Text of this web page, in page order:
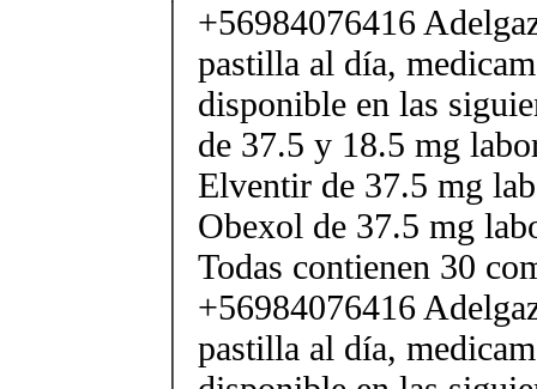
+56984076416
pastilla al día,
disponible en las
de 37.5 y 18.5 mg
Elventir de 37.5 mg
Obexol de 37.5 mg
Todas contienen 30
+56984076416
pastilla al día,